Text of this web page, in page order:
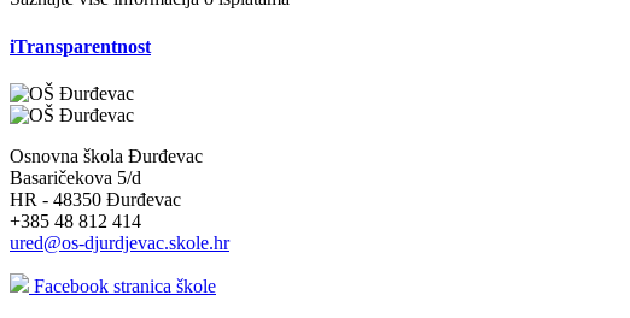
iTransparentnost
Osnovna škola Đurđevac
Basaričekova 5/d
HR - 48350 Đurđevac
+385 48 812 414
ured@os-djurdjevac.skole.hr
Facebook stranica škole